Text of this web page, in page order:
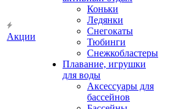
Акции
Коньки
Ледянки
Снегокаты
Тюбинги
Снежкобластеры
Плавание, игрушки
для воды
Аксессуары для
бассейнов